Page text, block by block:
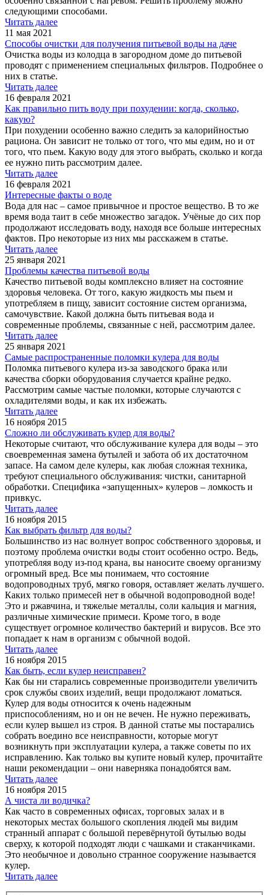
следующими способами.
Читать далее
11 мая 2021
Способы очистки для получения питьевой воды на даче
Очистка воды из колодца в загородном доме до питьевой
проводят с применением специальных фильтров. Подробнее о
них в статье.
Читать далее
16 февраля 2021
Как правильно пить воду при похудении: когда, сколько,
какую?
При похудении особенно важно следить за калорийностью
рациона. Он зависит не только от того, что мы едим, но и от
того, что пьем. Какую воду для этого выбрать, сколько и когда
ее нужно пить рассмотрим далее.
Читать далее
16 февраля 2021
Интересные факты о воде
Вода для нас – самое привычное и простое вещество. В то же
время вода таит в себе множество загадок. Учёные до сих пор
продолжают исследовать воду, находя все больше интересных
фактов. Про некоторые из них мы расскажем в статье.
Читать далее
25 января 2021
Проблемы качества питьевой воды
Качество питьевой воды комплексно влияет на состояние
здоровья человека. От того, какую жидкость мы пьем и
употребляем в пищу, зависит состояние систем организма,
самочувствие. Какой должна быть питьевая вода и
современные проблемы, связанные с ней, рассмотрим далее.
Читать далее
25 января 2021
Самые распространенные поломки кулера для воды
Поломка питьевого кулера из-за заводского брака или
качества сборки оборудования случается крайне редко.
Рассмотрим самые частые поломки, которые случаются с
охладителями воды, и как их избежать.
Читать далее
16 ноября 2015
Сложно ли обслуживать кулер для воды?
Некоторые считают, что обслуживание кулера для воды – это
своевременная замена бутылей и забота об их достаточном
запасе. На самом деле кулеры, как любая сложная техника,
требуют специального обслуживания: чистки, санитарной
обработки. Специфика «запущенных» кулеров – ломкость и
привкус.
Читать далее
16 ноября 2015
Как выбрать фильтр для воды?
Большинство из нас волнует вопрос собственного здоровья, и
поэтому проблема очистки воды стоит особенно остро. Ведь,
употребляя воду из-под крана, вы наносите своему организму
огромный вред. Все мы понимаем, что состояние
водопроводных труб, мягко говоря, оставляет желать лучшего.
Каких только примесей нет в обычной водопроводной воде!
Это и ржавчина, и тяжелые металлы, соли кальция и магния,
различные химические примеси. Кроме того, в воде
существует огромное количество бактерий и вирусов. Все это
попадает к нам в организм с обычной водой.
Читать далее
16 ноября 2015
Как быть, если кулер неисправен?
Как бы ни старались современные производители увеличить
срок службы своих изделий, вещи продолжают ломаться.
Кулер для воды относится к очень надежным
приспособлениям, но и он не вечен. Не нужно переживать,
если кулер вышел из строя. В данной статье мы постарались
собрать воедино все неисправности, которые могут
возникнуть при эксплуатации кулера, а также советы по их
исправлению. Как только вы купите новый кулер, прочитайте
наши рекомендации – они наверняка понадобятся вам.
Читать далее
16 ноября 2015
А чиста ли водичка?
Как часто в современных офисах, торговых залах и в
некоторых местах большого скопления людей мы видим
странный аппарат с большой перевёрнутой бутылью воды
сверху, к которой подходят люди с чашками и стаканчиками.
Это необычное и довольно странное сооружение называется
кулер.
Читать далее